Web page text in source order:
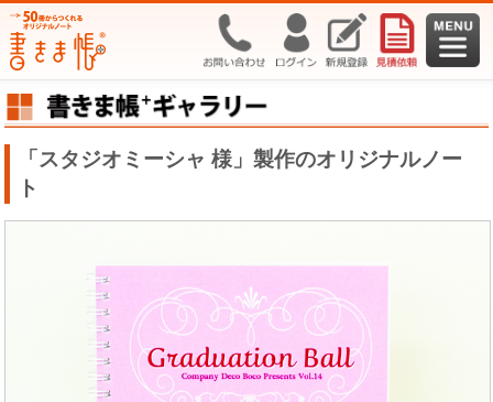
「スタジオミーシャ 様」製作のオリジナルノー
ト